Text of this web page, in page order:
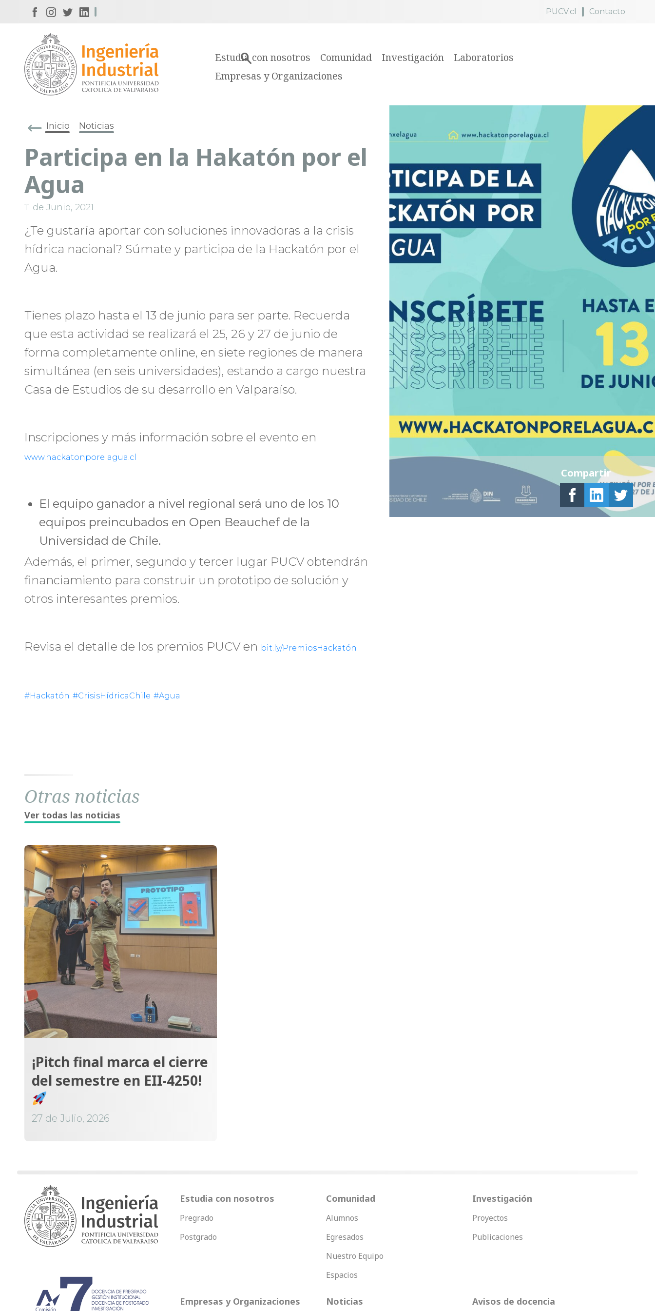
PUCV.cl Contacto
Estudia con nosotros Comunidad Investigación
Laboratorios
Empresas y Organizaciones
Inicio Noticias
Participa en la Hakatón por el
Agua
11 de Junio, 2021
¿Te gustaría aportar con soluciones innovadoras a la crisis
hídrica nacional? Súmate y participa de la Hackatón por el
Agua.
Tienes plazo hasta el 13 de junio para ser parte. Recuerda
que esta actividad se realizará el 25, 26 y 27 de junio de
forma completamente online, en siete regiones de manera
simultánea (en seis universidades), estando a cargo nuestra
Casa de Estudios de su desarrollo en Valparaíso.
Inscripciones y más información sobre el evento en
www.hackatonporelagua.cl
El equipo ganador a nivel regional será uno de los 10
equipos preincubados en Open Beauchef de la
Universidad de Chile.
Además, el primer, segundo y tercer lugar PUCV obtendrán
financiamiento para construir un prototipo de solución y
otros interesantes premios.
Revisa el detalle de los premios PUCV en bit.ly/PremiosHackatón
#Hackatón #CrisisHídricaChile #Agua
Compartir
Otras noticias
Ver todas las noticias
¡Pitch final marca el cierre
del semestre en EII-4250!
27 de Julio, 2026
Estudia con nosotros
Pregrado
Postgrado
Comunidad
Alumnos
Egresados
Nuestro Equipo
Espacios
Investigación
Proyectos
Publicaciones
Empresas y Organizaciones Noticias Avisos de docencia